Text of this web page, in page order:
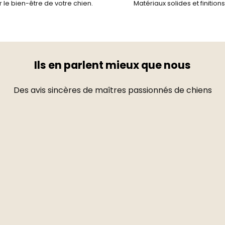
le bien-être de votre chien. Matériaux solides et
Ils en parlent mieux que nous
Des avis sincères de maîtres passionnés de chiens